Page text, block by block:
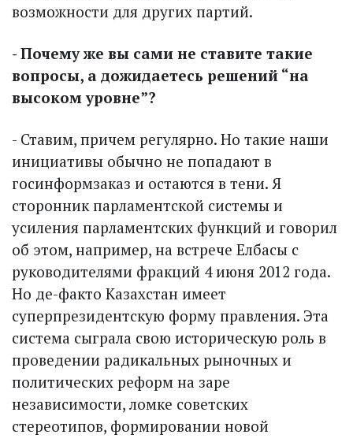
возможности для других партий.
- Почему же вы сами не ставите такие
вопросы, а дожидаетесь решений “на
высоком уровне”?
- Ставим, причем регулярно. Но такие наши
инициативы обычно не попадают в
госинформзаказ и остаются в тени. Я
сторонник парламентской системы и
усиления парламентских функций и говорил
об этом, например, на встрече Елбасы с
руководителями фракций 4 июня 2012 года.
Но де-факто Казахстан имеет
суперпрезидентскую форму правления. Эта
система сыграла свою историческую роль в
проведении радикальных рыночных и
политических реформ на заре
независимости, ломке советских
стереотипов, формировании новой